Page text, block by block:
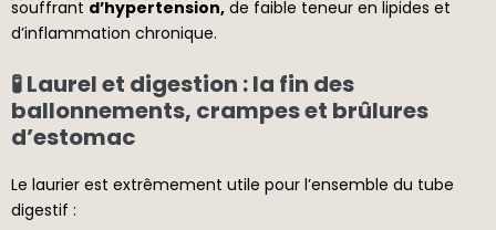
souffrant d’hypertension, de faible teneur en lipides et
d’inflammation chronique.
🧪 Laurel et digestion : la fin des
ballonnements, crampes et brûlures
d’estomac
Le laurier est extrêmement utile pour l’ensemble du tube
digestif :